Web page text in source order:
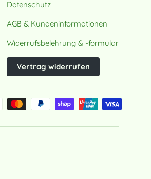
Datenschutz
AGB & Kundeninformationen
Widerrufsbelehrung & -formular
Vertrag widerrufen